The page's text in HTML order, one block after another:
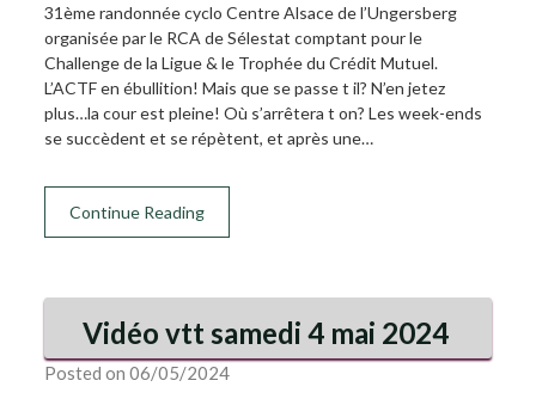
31ème randonnée cyclo Centre Alsace de l’Ungersberg
organisée par le RCA de Sélestat comptant pour le
Challenge de la Ligue & le Trophée du Crédit Mutuel.
L’ACTF en ébullition! Mais que se passe t il? N’en jetez
plus…la cour est pleine! Où s’arrêtera t on? Les week-ends
se succèdent et se répètent, et après une…
Continue Reading
Vidéo vtt samedi 4 mai 2024
Posted on 06/05/2024